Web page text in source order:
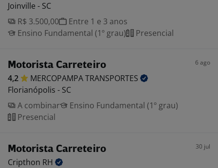
Joinville - SC
R$ 3.500,00
Entre 1 e 3 anos
Ensino Fundamental (1º grau)
Presencial
Motorista Carreteiro 6 ago
4,2 MERCOPAMPATRANSPORTES
Florianópolis - SC
A combinar
Ensino Fundamental (1º grau)
Presencial
Motorista Carreteiro 30 jul
Cripthon RH